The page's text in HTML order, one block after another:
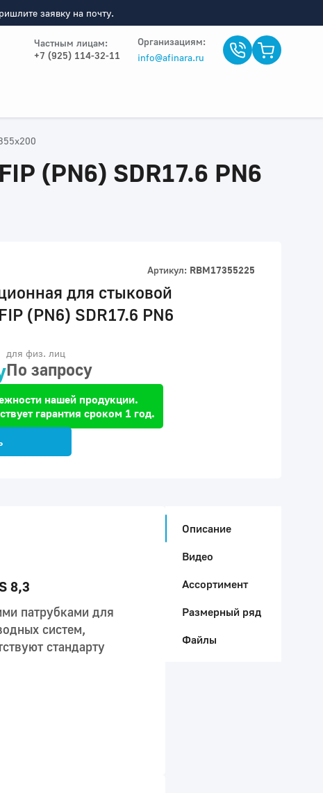
заявку на почту.
Частным лицам:
+7 (925) 114-32-11
Организациям:
info@afinara.ru
(PN6) SDR17.6 PN6
Артикул: RBM17355225
для стыковой
(PN6) SDR17.6 PN6
для физ. лиц
По запросу
нашей продукции.
гарантия сроком 1 год.
8,3
патрубками для
систем,
стандарту
Описание
Видео
Ассортимент
Размерный ряд
Файлы